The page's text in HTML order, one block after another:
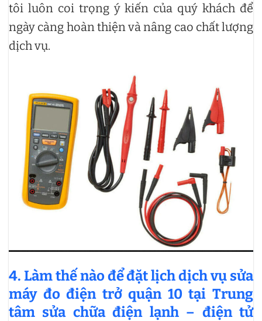
tôi luôn coi trọng ý kiến của quý khách để
ngày càng hoàn thiện và nâng cao chất lượng
dịch vụ.
4. Làm thế nào để đặt lịch dịch vụ sửa
máy đo điện trở quận 10 tại Trung
tâm sửa chữa điện lạnh – điện tử